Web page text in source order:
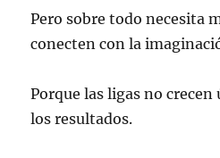
Pero sobre todo necesita
conecten con la
Porque las ligas no
los resultados.